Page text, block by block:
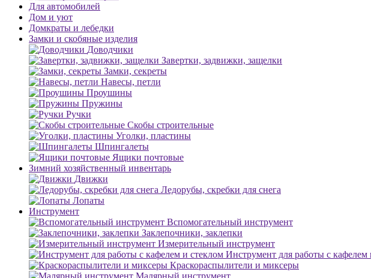
Для автомобилей
Дом и уют
Домкраты и лебедки
Замки и скобяные изделия
Доводчики
Завертки, задвижки, защелки
Замки, секреты
Навесы, петли
Проушины
Пружины
Ручки
Скобы строительные
Уголки, пластины
Шпингалеты
Ящики почтовые
Зимний хозяйственный инвентарь
Движки
Ледорубы, скребки для снега
Лопаты
Инструмент
Вспомогательный инструмент
Заклепочники, заклепки
Измерительный инструмент
Инструмент для работы с кафелем
Краскораспылители и миксеры
Малярный инструмент